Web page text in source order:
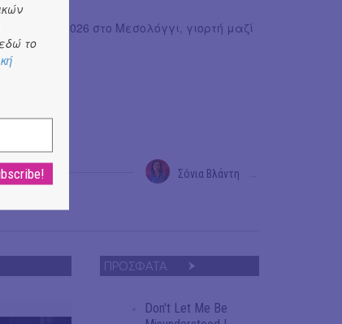
του 2026 στο Μεσολόγγι, γιορτή μαζί
Σόνια Βλάντη
ΠΡΟΣΦΑΤΑ
Don't Let Me Be
το